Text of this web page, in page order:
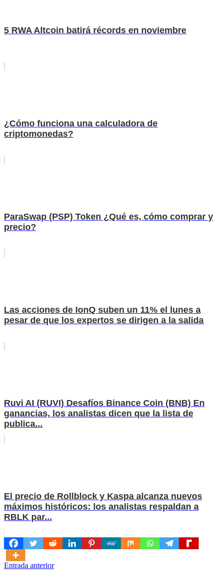
5 RWA Altcoin batirá récords en noviembre
¿Cómo funciona una calculadora de
criptomonedas?
ParaSwap (PSP) Token ¿Qué es, cómo comprar y
precio?
Las acciones de IonQ suben un 11% el lunes a
pesar de que los expertos se dirigen a la salida
Ruvi AI (RUVI) Desafíos Binance Coin (BNB) En
ganancias, los analistas dicen que la lista de
publica...
El precio de Rollblock y Kaspa alcanza nuevos
máximos históricos: los analistas respaldan a
RBLK par...
Navegación
Entrada anterior